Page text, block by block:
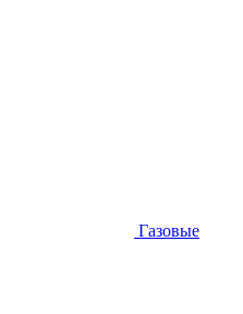
Газовые